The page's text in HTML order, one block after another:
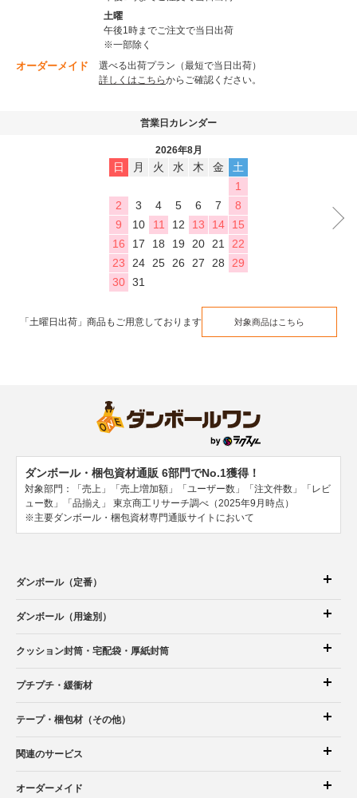
土曜
午後1時までご注文で当日出荷
※一部除く
オーダーメイド
選べる出荷プラン（最短で当日出荷）
詳しくはこちらからご確認ください。
営業日カレンダー
2026年8月
日 月 火 水 木 金
土
1
2
3 4 5 6 7
8
9
10 11 12 13 14
15
16
17 18 19 20 21
22
23
24 25 26 27 28
29
30 31
「土曜日出荷」商品もご用意しております 対象商品はこちら
ダンボール・梱包資材通販 6部門でNo.1獲得！
対象部門：「売上」「売上増加額」「ユーザー数」「注文件数」「レビ
ュー数」「品揃え」
東京商工リサーチ調べ（2025年9月時点）
※主要ダンボール・梱包資材専門通販サイトにおいて
ダンボール（定番）
ダンボール（用途別）
クッション封筒 ・宅配袋 ・厚紙封筒
プチプチ・緩衝材
テープ・梱包材（その他）
関連のサービス
オーダーメイド